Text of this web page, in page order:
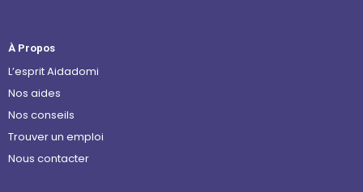
À Propos
L’esprit Aidadomi
Nos aides
Nos conseils
Trouver un emploi
Nous contacter